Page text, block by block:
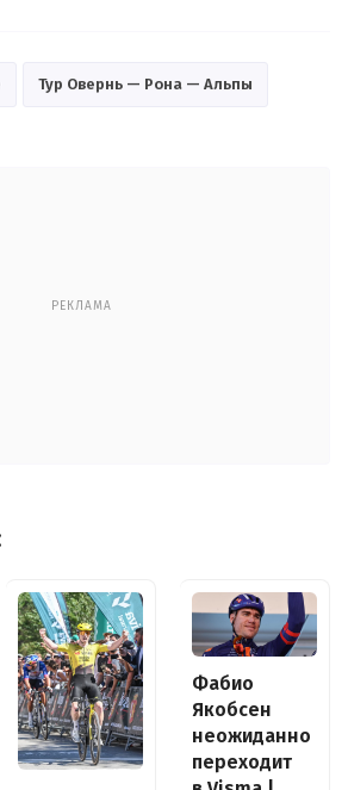
Тур Овернь — Рона — Альпы
РЕКЛАМА
Фабио
Якобсен
неожиданно
переходит